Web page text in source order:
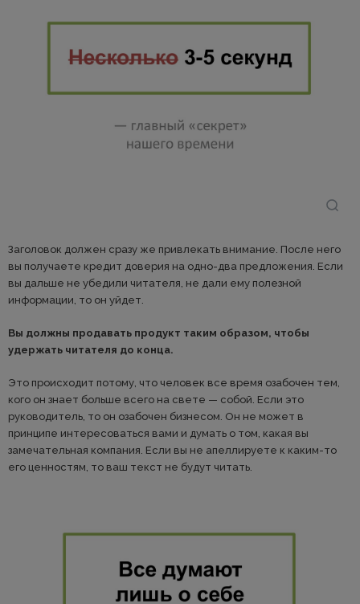
Заголовок должен сразу же привлекать внимание. После него
вы получаете кредит доверия на одно-два предложения. Если
вы дальше не убедили читателя, не дали ему полезной
информации, то он уйдет.
Вы должны продавать продукт таким образом, чтобы
удержать читателя до конца.
Это происходит потому, что человек все время озабочен тем,
кого он знает больше всего на свете — собой. Если это
руководитель, то он озабочен бизнесом. Он не может в
принципе интересоваться вами и думать о том, какая вы
замечательная компания. Если вы не апеллируете к каким-то
его ценностям, то ваш текст не будут читать.